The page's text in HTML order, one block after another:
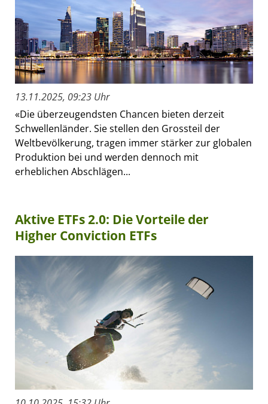
13.11.2025, 09:23 Uhr
«Die überzeugendsten Chancen bieten derzeit
Schwellenländer. Sie stellen den Grossteil der
Weltbevölkerung, tragen immer stärker zur globalen
Produktion bei und werden dennoch mit
erheblichen Abschlägen...
Aktive ETFs 2.0: Die Vorteile der
Higher Conviction ETFs